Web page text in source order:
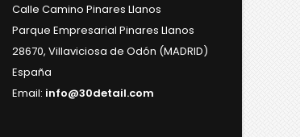
Calle Camino Pinares Llanos
Parque Empresarial Pinares Llanos
28670, Villaviciosa de Odón (MADRID)
España
Email: info@30detail.com